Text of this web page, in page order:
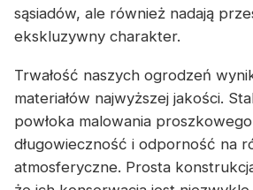
sąsiadów, ale również nadają
ekskluzywny charakter.
Trwałość naszych ogrodzeń
materiałów najwyższej jakości.
powłoka malowania
długowieczność i odporność na
atmosferyczne. Prosta